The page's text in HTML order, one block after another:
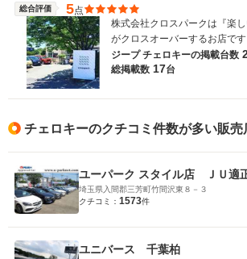
総合評価 5点
株式会社クロスパークは『楽し
がクロスオーバーするお店です
ジープ チェロキーの掲載台数
総掲載数 17台
チェロキーのクチコミ件数が多い販売
ユーパーク スタイル店 ＪＵ適
埼玉県入間郡三芳町竹間沢東８－３
クチコミ： 1573件
ユニバース 千葉柏